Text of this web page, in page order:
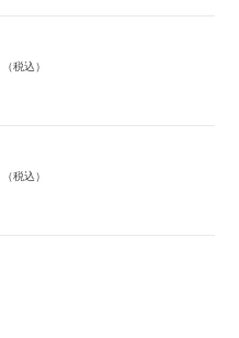
（税込）
（税込）